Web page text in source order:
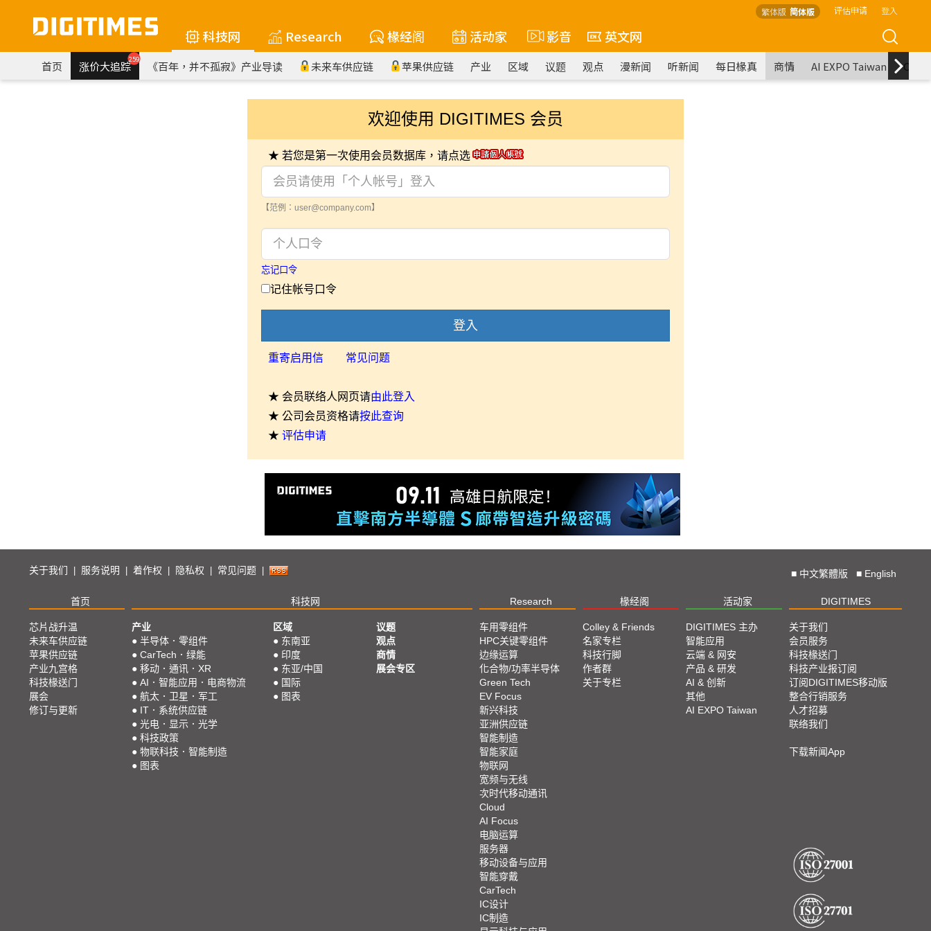
繁体版 简体版 评估申请 登入
科技网 Research 椽经阁 活动家 影音 英文网
首页 涨价大追踪259 《百年，并不孤寂》产业导读 未来车供应链 苹果供应链 产业 区域 议题 观点 漫新闻 听新闻 每日椽真 商情 AI EXPO Taiwan
欢迎使用 DIGITIMES 会员
★ 若您是第一次使用会员数据库，请点选
【范例：user@company.com】
忘记口令
记住帐号口令
登入
重寄启用信 常见问题
★ 会员联络人网页请由此登入
★ 公司会员资格请按此查询
★ 评估申请
关于我们 服务说明 着作权 隐私权 常见问题 ■ 中文繁體版 ■ English
首页 科技网 Research 椽经阁 活动家 DIGITIMES
芯片战升温
未来车供应链
苹果供应链
产业九宫格
科技椽送门
展会
修订与更新
产业
● 半导体．零组件
● CarTech．绿能
● 移动．通讯．XR
● AI．智能应用．电商物流
● 航太．卫星．军工
● IT．系统供应链
● 光电．显示．光学
● 科技政策
● 物联科技．智能制造
● 图表
区域
● 东南亚
● 印度
● 东亚/中国
● 国际
● 图表
议题
观点
商情
展会专区
车用零组件
HPC关键零组件
边缘运算
化合物/功率半导体
Green Tech
EV Focus
新兴科技
亚洲供应链
智能制造
智能家庭
物联网
宽频与无线
次时代移动通讯
Cloud
AI Focus
电脑运算
服务器
移动设备与应用
智能穿戴
CarTech
IC设计
IC制造
Colley & Friends
名家专栏
科技行脚
作者群
关于专栏
DIGITIMES 主办
智能应用
云端 & 网安
产品 & 研发
AI & 创新
其他
AI EXPO Taiwan
关于我们
会员服务
科技椽送门
科技产业报订阅
订阅DIGITIMES移动版
整合行销服务
人才招募
联络我们
下载新闻App